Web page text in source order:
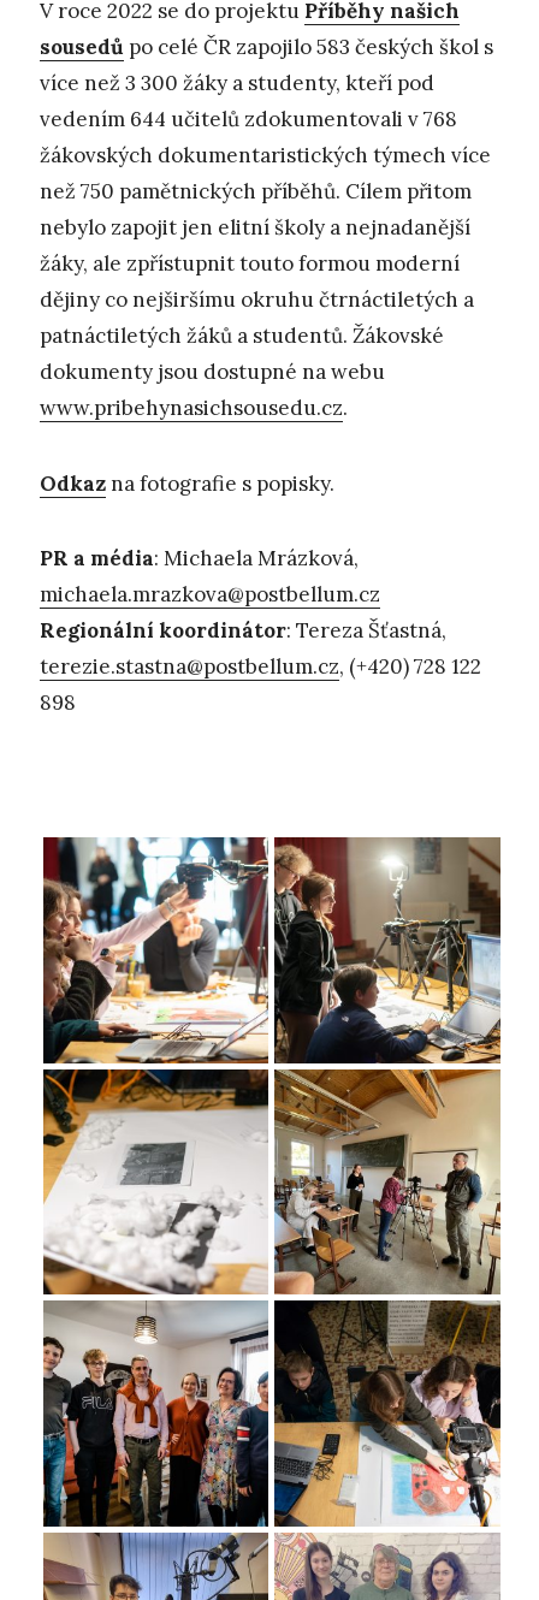
V roce 2022 se do projektu Příběhy našich
sousedů po celé ČR zapojilo 583 českých škol s
více než 3 300 žáky a studenty, kteří pod
vedením 644 učitelů zdokumentovali v 768
žákovských dokumentaristických týmech více
než 750 pamětnických příběhů. Cílem přitom
nebylo zapojit jen elitní školy a nejnadanější
žáky, ale zpřístupnit touto formou moderní
dějiny co nejširšímu okruhu čtrnáctiletých a
patnáctiletých žáků a studentů. Žákovské
dokumenty jsou dostupné na webu
www.pribehynasichsousedu.cz.
Odkazna fotografie s popisky.
PR a média: Michaela Mrázková,
michaela.mrazkova@postbellum.cz
Regionální koordinátor: Tereza Šťastná,
terezie.stastna@postbellum.cz, (+420) 728 122
898